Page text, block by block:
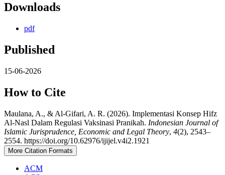
Downloads
pdf
Published
15-06-2026
How to Cite
Maulana, A., & Al-Gifari, A. R. (2026). Implementasi Konsep Hifz
Al-Nasl Dalam Regulasi Vaksinasi Pranikah. Indonesian Journal of
Islamic Jurisprudence, Economic and Legal Theory, 4(2), 2543–
2554. https://doi.org/10.62976/ijijel.v4i2.1921
More Citation Formats
ACM